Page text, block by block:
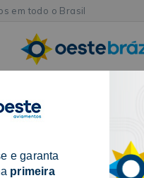
em todo o Brasil
e garanta
primeira